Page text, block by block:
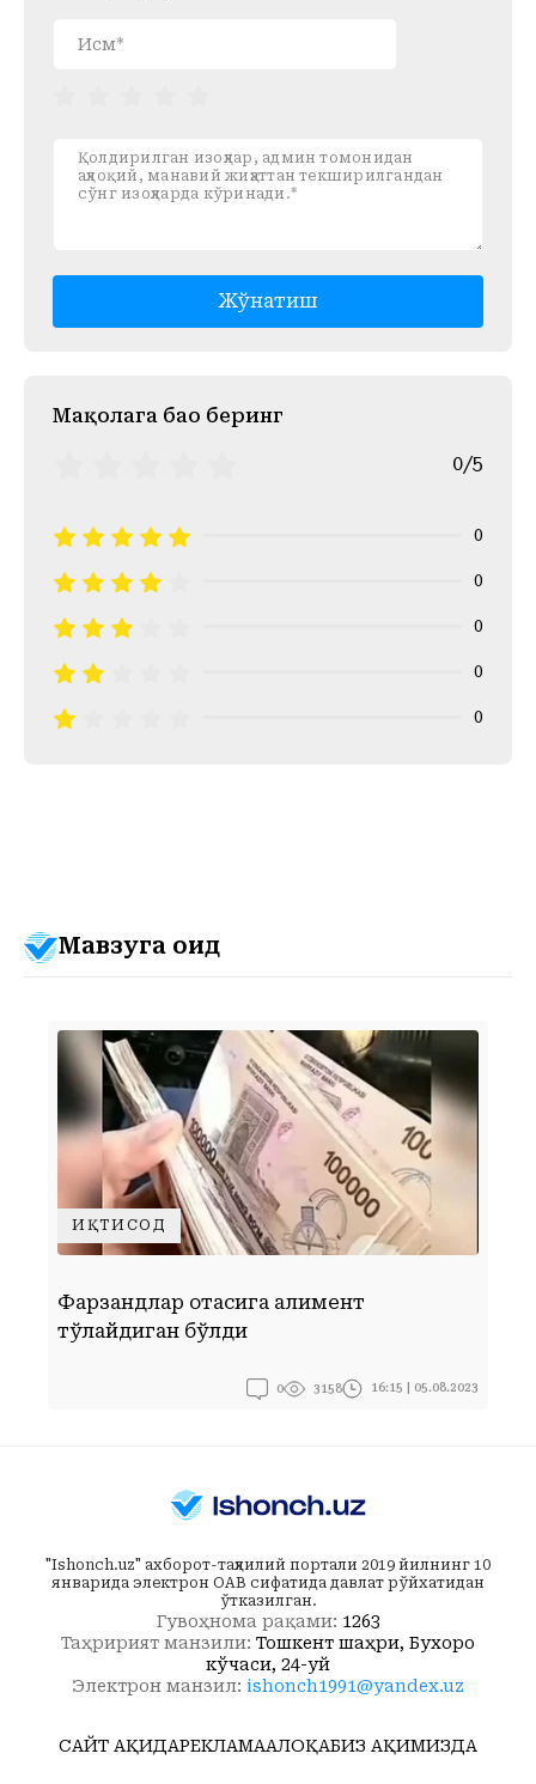
Жўнатиш
Mақолага баҳо беринг
0/5
0
0
0
0
0
Мавзуга оид
ИҚТИСОД
Фарзандлар отасига алимент
тўлайдиган бўлди
0 3158 16:15 | 05.08.2023
"Ishonch.uz" ахборот-таҳлилий портали 2019 йилнинг 10
январида электрон ОАВ сифатида давлат рўйхатидан
ўтказилган.
Гувоҳнома рақами: 1263
Таҳририят манзили: Тошкент шаҳри, Бухоро
кўчаси, 24-уй
Электрон манзил: ishonch1991@yandex.uz
САЙТ ҲАҚИДАРЕКЛАМААЛОҚАБИЗ ҲАҚИМИЗДА